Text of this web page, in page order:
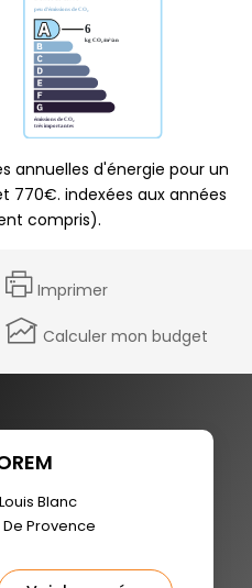
annuelles d'énergie pour un
770€. indexées aux années
compris).
Imprimer
Calculer mon budget
Blanc
Provence